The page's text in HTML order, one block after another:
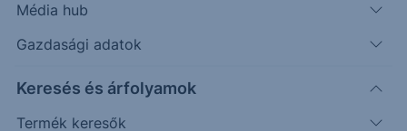
Média hub
Gazdasági adatok
Keresés és árfolyamok
Termék keresők
Zoltán
A rovatban már számos alkalommal írtam kitörési